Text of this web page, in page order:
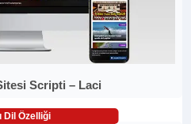
Scripti – Laci
Dil Özelliği